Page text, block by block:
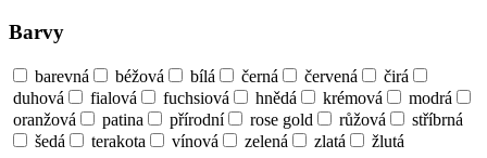
Barvy
barevná béžová bílá černá červená
čirá
duhová
fialová fuchsiová hnědá krémová
modrá
oranžová
patina přírodní rose gold růžová
stříbrná
šedá
terakota vínová zelená zlatá žlutá